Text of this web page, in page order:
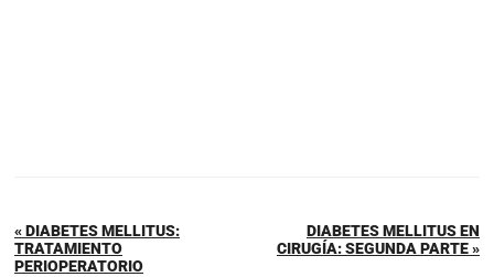
« DIABETES MELLITUS:
TRATAMIENTO
PERIOPERATORIO
DIABETES MELLITUS EN
CIRUGÍA: SEGUNDA PARTE »